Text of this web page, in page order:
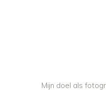
Mijn doel als